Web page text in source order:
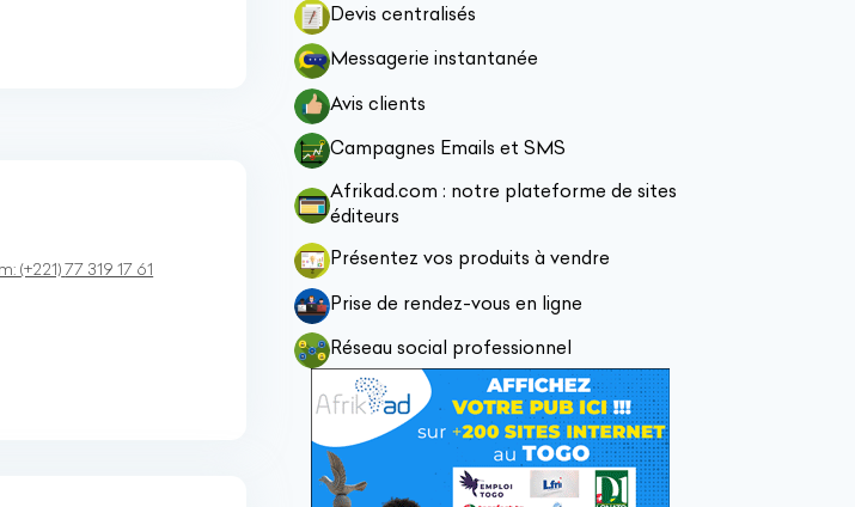
(+221)77 319 17 61
Devis centralisés
Messagerie instantanée
Avis clients
Campagnes Emails et SMS
Afrikad.com : notre plateforme de sites
éditeurs
Présentez vos produits à vendre
Prise de rendez-vous en ligne
Réseau social professionnel